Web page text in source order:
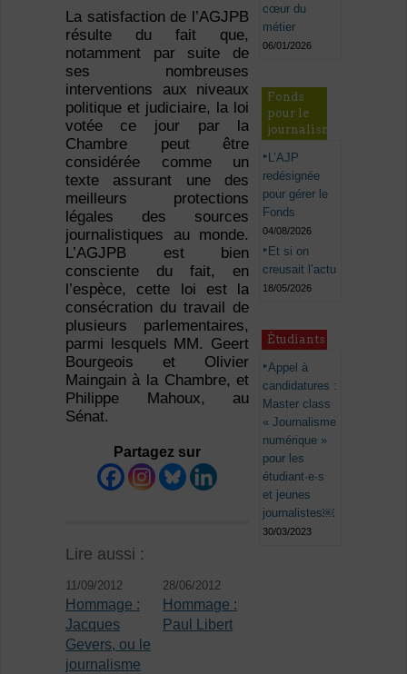
La satisfaction de l’AGJPB
résulte du fait que,
notamment par suite de
ses nombreuses
interventions aux niveaux
politique et judiciaire, la loi
votée ce jour par la
Chambre peut être
considérée comme un
texte assurant une des
meilleurs protections
légales des sources
journalistiques au monde.
L’AGJPB est bien
consciente du fait, en
l’espèce, cette loi est la
consécration du travail de
plusieurs parlementaires,
parmi lesquels MM. Geert
Bourgeois et Olivier
Maingain à la Chambre, et
Philippe Mahoux, au
Sénat.
Partagez sur
Lire aussi :
11/09/2012
Hommage :
Jacques
Gevers, ou le
journalisme
28/06/2012
Hommage :
Paul Libert
cœur du
métier
06/01/2026
Fonds
pour le
journalisme
L’AJP
redésignée
pour gérer le
Fonds
04/08/2026
Et si on
creusait l’actu
18/05/2026
Étudiants
Appel à
candidatures :
Master class
« Journalisme
numérique »
pour les
étudiant·e·s
et jeunes
journalistes￼
30/03/2023